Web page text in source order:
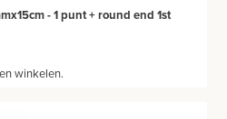
- 1 punt + round end 1st
winkelen.